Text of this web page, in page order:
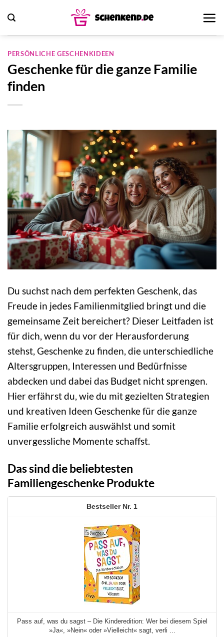
Inhalt
springen
PERSÖNLICHE GESCHENKIDEEN
Geschenke für die ganze Familie
finden
Du suchst nach dem perfekten Geschenk, das
Freude in jedes Familienmitglied bringt und die
gemeinsame Zeit bereichert? Dieser Leitfaden ist
für dich, wenn du vor der Herausforderung
stehst, Geschenke zu finden, die unterschiedliche
Altersgruppen, Interessen und Bedürfnisse
abdecken und dabei das Budget nicht sprengen.
Hier erfährst du, wie du mit gezielten Strategien
und kreativen Ideen Geschenke für die ganze
Familie erfolgreich auswählst und somit
unvergessliche Momente schaffst.
Das sind die beliebtesten
Familiengeschenke Produkte
1
Pass auf, was du sagst – Die Kinderedition: Wer bei diesem Spiel
»Ja«, »Nein« oder »Vielleicht« sagt, verli ...